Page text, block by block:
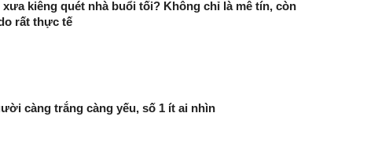
kiêng quét nhà buổi tối? Không chỉ là mê tín, còn
rất thực tế
càng trắng càng yếu, số 1 ít ai nhìn